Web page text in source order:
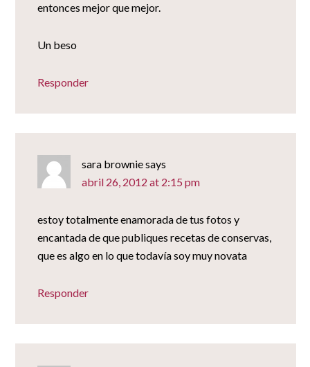
entonces mejor que mejor.
Un beso
Responder
sara browniesays
abril 26, 2012 at 2:15 pm
estoy totalmente enamorada de tus fotos y
encantada de que publiques recetas de conservas,
que es algo en lo que todavía soy muy novata
Responder